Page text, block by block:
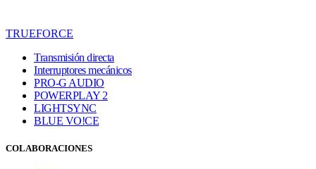
TRUEFORCE
Transmisión directa
Interruptores mecánicos
PRO-G AUDIO
POWERPLAY 2
LIGHTSYNC
BLUE VO!CE
COLABORACIONES